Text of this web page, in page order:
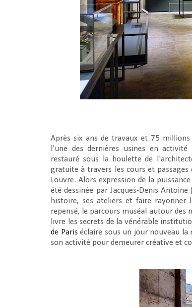
Après six ans de travaux et 75
l'une des dernières usines en
restauré sous la houlette de
gratuite à travers les cours et passages
Louvre. Alors expression de la
été dessinée par Jacques-Denis
histoire, ses ateliers et faire rayonner
repensé, le parcours muséal autour
livre les secrets de la vénérable
de Paris éclaire sous un jour nouveau la
son activité pour demeurer créative et